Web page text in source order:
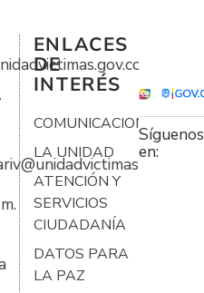
ENLACES
DE
INTERÉS
COMUNICACIONES
LA UNIDAD
ATENCIÓN Y
SERVICIOS
CIUDADANÍA
DATOS PARA
LA PAZ
Síguenos
en: